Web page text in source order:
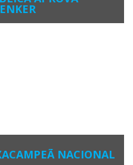
por unanimidade um voto de
NACIONAL